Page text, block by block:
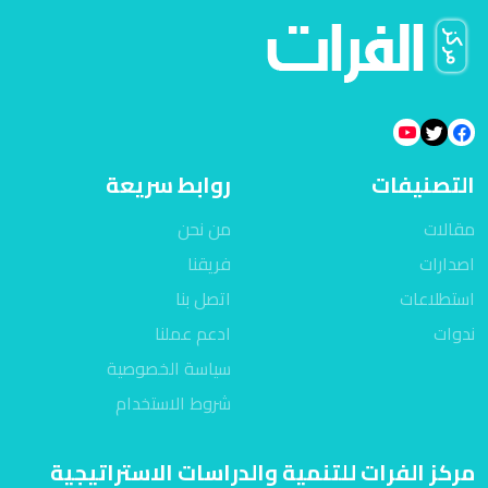
التصنيفات
مقالات
اصدارات
استطلاعات
ندوات
روابط سريعة
من نحن
فريقنا
اتصل بنا
ادعم عملنا
سياسة الخصوصية
شروط الاستخدام
مركز الفرات للتنمية والدراسات الاستراتيجية